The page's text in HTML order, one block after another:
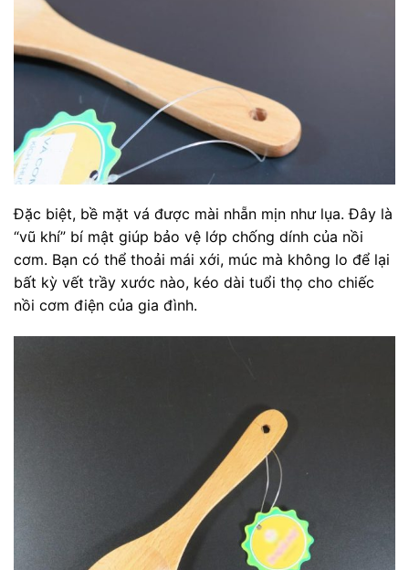
Đặc biệt, bề mặt vá được mài nhẵn mịn như lụa. Đây là
“vũ khí” bí mật giúp bảo vệ lớp chống dính của nồi
cơm. Bạn có thể thoải mái xới, múc mà không lo để lại
bất kỳ vết trầy xước nào, kéo dài tuổi thọ cho chiếc
nồi cơm điện của gia đình.